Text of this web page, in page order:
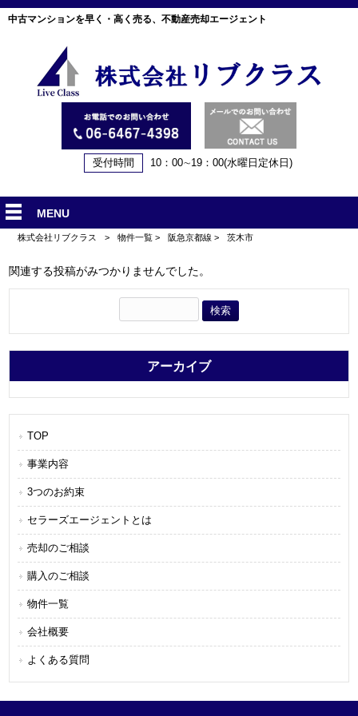
中古マンションを早く・高く売る、不動産売却エージェント
受付時間 10：00∼19：00(水曜日定休日)
MENU
株式会社リブクラス > 物件一覧 > 阪急京都線 > 茨木市
関連する投稿がみつかりませんでした。
アーカイブ
TOP
事業内容
3つのお約束
セラーズエージェントとは
売却のご相談
購入のご相談
物件一覧
会社概要
よくある質問